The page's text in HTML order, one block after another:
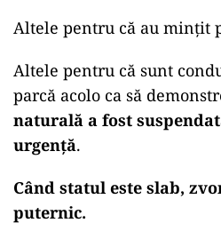
Altele pentru că au mințit
Altele pentru că sunt
parcă acolo ca să
naturală a fost
urgență.
Când statul este slab,
puternic.